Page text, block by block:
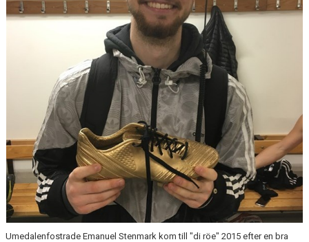
Umedalenfostrade Emanuel Stenmark kom till "di röe" 2015 efter en bra